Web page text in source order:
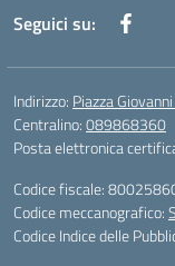
Seguici su:
Indirizzo: Piazza
Centralino:089868360
Posta elettronica
Codice fiscale:
Codice meccanografico:
Codice Indice delle